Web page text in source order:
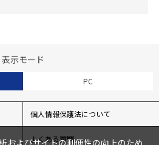
表示モード
PC
個人情報保護法について
よくある質問